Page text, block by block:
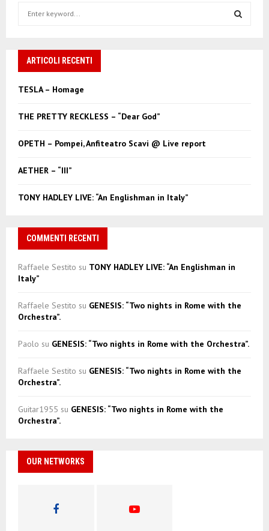
h
ARTICOLI RECENTI
TESLA – Homage
THE PRETTY RECKLESS – “Dear God”
OPETH – Pompei, Anfiteatro Scavi @ Live report
AETHER – “III”
TONY HADLEY LIVE: “An Englishman in Italy”
COMMENTI RECENTI
Raffaele Sestito su TONY HADLEY LIVE: “An Englishman in
Italy”
Raffaele Sestito su GENESIS: “Two nights in Rome with the
Orchestra”.
Paolo su GENESIS: “Two nights in Rome with the Orchestra”.
Raffaele Sestito su GENESIS: “Two nights in Rome with the
Orchestra”.
Guitar1955 su GENESIS: “Two nights in Rome with the
Orchestra”.
OUR NETWORKS